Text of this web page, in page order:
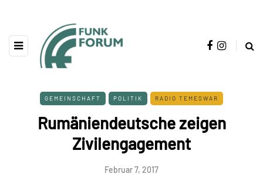
GEMEINSCHAFT POLITIK RADIO TEMESWAR
Rumäniendeutsche zeigen
Zivilengagement
Februar 7, 2017